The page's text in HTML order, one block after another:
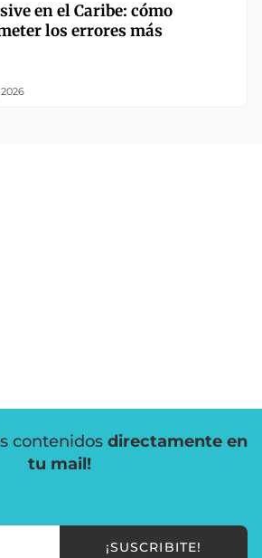
en el Caribe: cómo
los errores más
contenidos directamente en
tu mail!
¡SUSCRIBITE!